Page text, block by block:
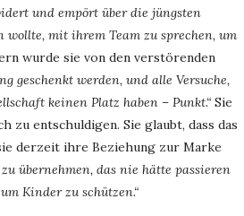
und empört über die jüngsten
mit ihrem Team zu sprechen, um
wurde sie von den verstörenden
geschenkt werden, und alle Versuche,
keinen Platz haben – Punkt.“ Sie
zu entschuldigen. Sie glaubt, dass das
derzeit ihre Beziehung zur Marke
übernehmen, das nie hätte passieren
Kinder zu schützen.“